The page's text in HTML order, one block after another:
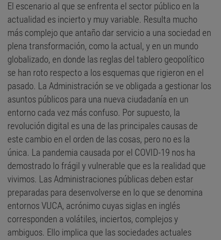
El escenario al que se enfrenta el sector público en la
actualidad es incierto y muy variable. Resulta mucho
más complejo que antaño dar servicio a una sociedad en
plena transformación, como la actual, y en un mundo
globalizado, en donde las reglas del tablero geopolítico
se han roto respecto a los esquemas que rigieron en el
pasado. La Administración se ve obligada a gestionar los
asuntos públicos para una nueva ciudadanía en un
entorno cada vez más confuso. Por supuesto, la
revolución digital es una de las principales causas de
este cambio en el orden de las cosas, pero no es la
única. La pandemia causada por el COVID-19 nos ha
demostrado lo frágil y vulnerable que es la realidad que
vivimos. Las Administraciones públicas deben estar
preparadas para desenvolverse en lo que se denomina
entornos VUCA, acrónimo cuyas siglas en inglés
corresponden a volátiles, inciertos, complejos y
ambiguos. Ello implica que las sociedades actuales